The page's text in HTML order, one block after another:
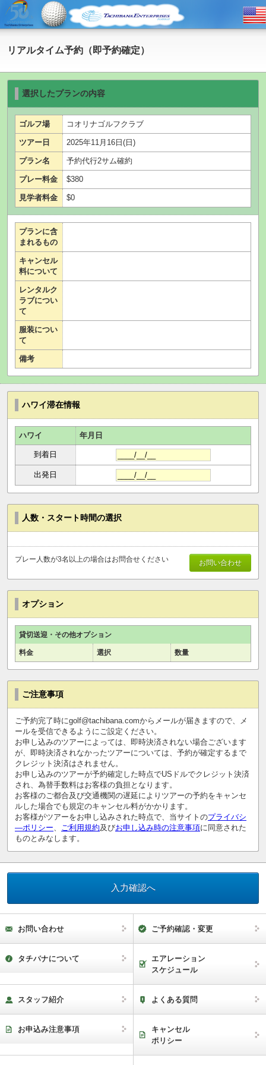
リアルタイム予約（即予約確定）
選択したプランの内容
ゴルフ場 コオリナゴルフクラブ
ツアー日 2025年11月16日(日)
プラン名 予約代行2サム確約
プレー料金 $380
見学者料金 $0
プランに含
まれるもの
キャンセル
料について
レンタルク
ラブについ
て
服装につい
て
備考
ハワイ滞在情報
ハワイ 年月日
到着日
出発日
人数・スタート時間の選択
お問い合わせ
プレー人数が3名以上の場合はお問合せください
オプション
貸切送迎・その他オプション
料金 選択 数量
ご注意事項
ご予約完了時にgolf@tachibana.comからメールが届きますので、メ
ールを受信できるようにご設定ください。
お申し込みのツアーによっては、即時決済されない場合ございます
が、即時決済されなかったツアーについては、予約が確定するまで
クレジット決済はされません。
お申し込みのツアーが予約確定した時点でUSドルでクレジット決済
され、為替手数料はお客様の負担となります。
お客様のご都合及び交通機関の遅延によりツアーの予約をキャンセ
ルした場合でも規定のキャンセル料がかかります。
お客様がツアーをお申し込みされた時点で、当サイトのプライバシ
―ポリシー
ご利用規約及びお申し込み時の注意事項に同意された
ものとみなします。
お問い合わせ ご予約確認・変更
タチバナについて
エアレーション
スケジュール
スタッフ紹介 よくある質問
お申込み注意事項
キャンセル
ポリシー